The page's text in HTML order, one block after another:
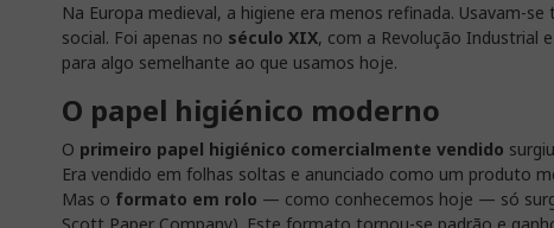
Na Europa medieval, a higiene era menos refinada. Usavam-
social. Foi apenas no século XIX, com a Revolução Industrial
para algo semelhante ao que usamos hoje.
O papel higiénico moderno
O primeiro papel higiénico comercialmente vendido
Era vendido em folhas soltas e anunciado como um produto
Mas o formato em rolo — como conhecemos hoje — só